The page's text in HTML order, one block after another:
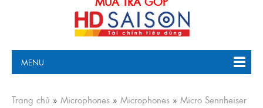
MENU
Trang chủ » Microphones » Microphones » Micro Sennheiser